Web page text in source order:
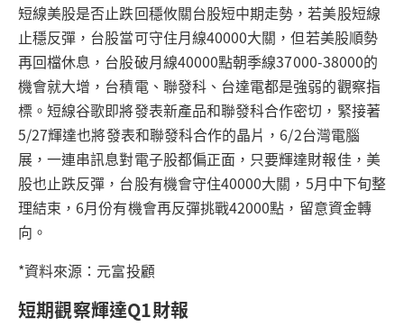
短線美股是否止跌回穩攸關台股短中期走勢，若美股短線
止穩反彈，台股當可守住月線40000大關，但若美股順勢
再回檔休息，台股破月線40000點朝季線37000-38000的
機會就大增，台積電、聯發科、台達電都是強弱的觀察指
標。短線谷歌即將發表新產品和聯發科合作密切，緊接著
5/27輝達也將發表和聯發科合作的晶片，6/2台灣電腦
展，一連串訊息對電子股都偏正面，只要輝達財報佳，美
股也止跌反彈，台股有機會守住40000大關，5月中下旬整
理結束，6月份有機會再反彈挑戰42000點，留意資金轉
向。
*資料來源：元富投顧
短期觀察輝達Q1財報